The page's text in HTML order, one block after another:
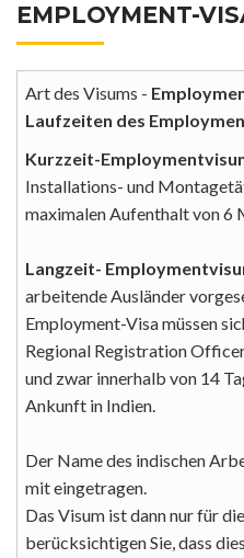
EMPLOYMENT-
Art des Visums -
Laufzeiten des
Kurzzeit-
Installations- und
maximalen Aufenthalt von 6
Langzeit-
arbeitende Ausländer
Employment-Visa müssen
Regional Registration
und zwar innerhalb von 14
Ankunft in Indien.
Der Name des indischen
mit eingetragen.
Das Visum ist dann nur für
berücksichtigen Sie, dass